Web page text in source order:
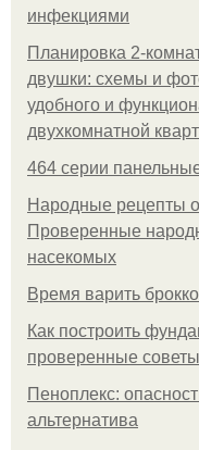
инфекциями
Планировка 2-
двушки: схемы и
удобного и
двухкомнатной
464 серии
Народные рецепты
Проверенные
насекомых
Время варить
Как построить
проверенные
Пеноплекс:
альтернатива